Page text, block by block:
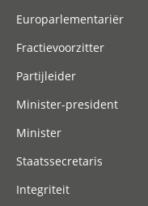
Europarlementariër
Fractievoorzitter
Partijleider
Minister-president
Minister
Staatssecretaris
Integriteit